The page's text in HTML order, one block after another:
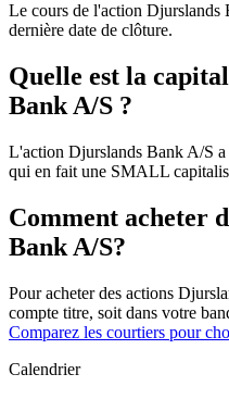
Le cours de l'action
dernière date de clôture.
Quelle est la
Bank A/S ?
L'action Djurslands Bank A/S
qui en fait une SMALL
Comment acheter
Bank A/S?
Pour acheter des actions
compte titre, soit dans votre
Comparez les courtiers pour
Calendrier